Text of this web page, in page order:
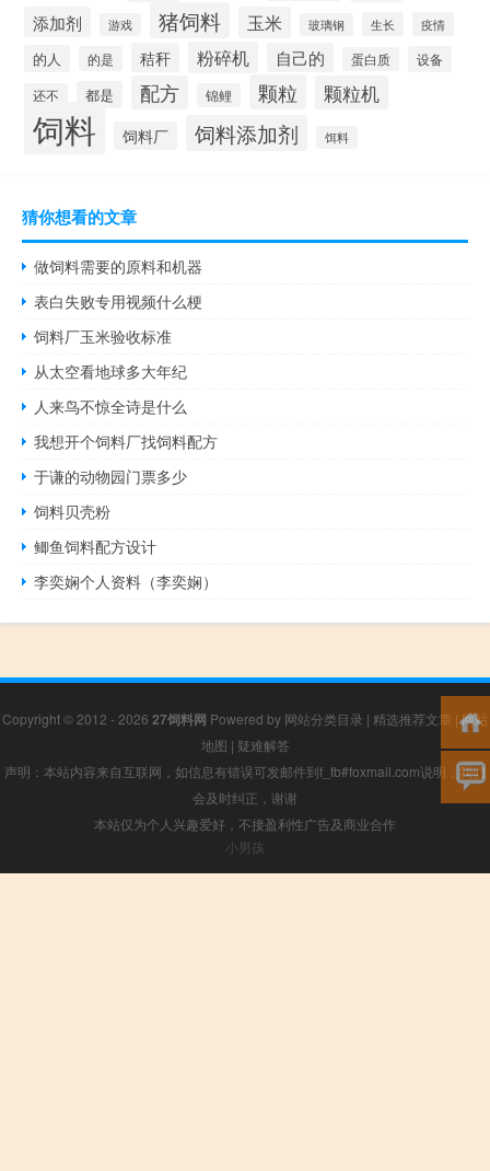
添加剂 游戏 猪饲料 玉米 玻璃钢 生长 疫情
的人 的是 秸秆 粉碎机 自己的 蛋白质 设备
还不 都是 配方 锦鲤 颗粒 颗粒机
饲料 饲料厂 饲料添加剂 饵料
猜你想看的文章
做饲料需要的原料和机器
表白失败专用视频什么梗
饲料厂玉米验收标准
从太空看地球多大年纪
人来鸟不惊全诗是什么
我想开个饲料厂找饲料配方
于谦的动物园门票多少
饲料贝壳粉
鲫鱼饲料配方设计
李奕娴个人资料（李奕娴）
Copyright © 2012 - 2026 27饲料网 Powered by 网站分类目录 | 精选推荐文章 |网站
地图 | 疑难解答
声明：本站内容来自互联网，如信息有错误可发邮件到f_fb#foxmail.com说明，我们
会及时纠正，谢谢
本站仅为个人兴趣爱好，不接盈利性广告及商业合作
小男孩